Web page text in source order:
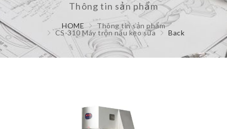
Thông tin sản phẩm
HOME
Thông tin sản phẩm
CS-310 Máy trộn nấu kẹo sữa
Back